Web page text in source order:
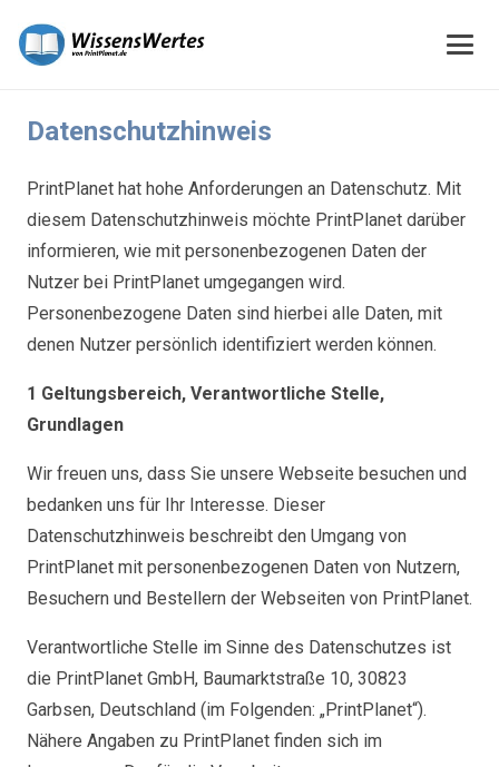
Datenschutzhinweis
PrintPlanet hat hohe Anforderungen an Datenschutz. Mit
diesem Datenschutzhinweis möchte PrintPlanet darüber
informieren, wie mit personenbezogenen Daten der
Nutzer bei PrintPlanet umgegangen wird.
Personenbezogene Daten sind hierbei alle Daten, mit
denen Nutzer persönlich identifiziert werden können.
1 Geltungsbereich, Verantwortliche Stelle,
Grundlagen
Wir freuen uns, dass Sie unsere Webseite besuchen und
bedanken uns für Ihr Interesse. Dieser
Datenschutzhinweis beschreibt den Umgang von
PrintPlanet mit personenbezogenen Daten von Nutzern,
Besuchern und Bestellern der Webseiten von PrintPlanet.
Verantwortliche Stelle im Sinne des Datenschutzes ist
die PrintPlanet GmbH, Baumarktstraße 10, 30823
Garbsen, Deutschland (im Folgenden: „PrintPlanet“).
Nähere Angaben zu PrintPlanet finden sich im